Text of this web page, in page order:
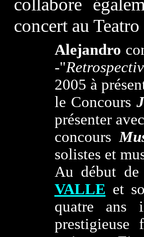
collabore
concert au
Alejandro
-"
2005 à
le Concours
présenter
concours
solistes et
Au début
VALLE et
quatre ans